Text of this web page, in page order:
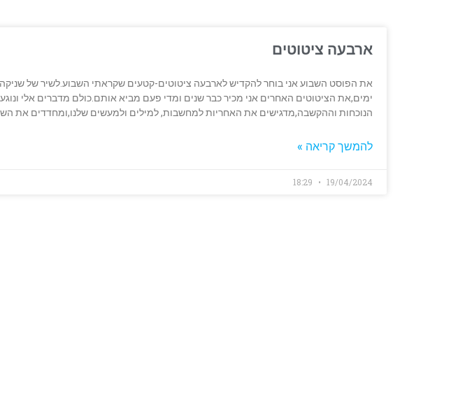
ארבעה ציטוטים
את הפוסט השבוע אני בוחר להקדיש לארבעה ציטוטים-קטעים שקראתי השבוע.לשיר של
ימים,את הציטוטים האחרים אני מכיר כבר שנים ומדי פעם מביא אותם.כולם מדברים אלי
הנוכחות וההקשבה,מדגישים את האחריות למחשבות, למילים ולמעשים שלנו,ומחדדים את
להמשך קריאה »
19/04/2024